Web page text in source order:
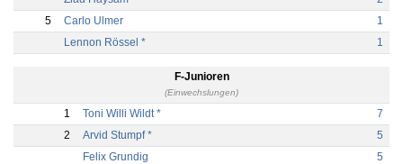
5
Carlo Ulmer
1
Lennon Rössel *
1
F-Junioren
(Einwechslungen)
1 Toni Willi Wildt *
7
2
Arvid Stumpf *
5
Felix Grundig
5